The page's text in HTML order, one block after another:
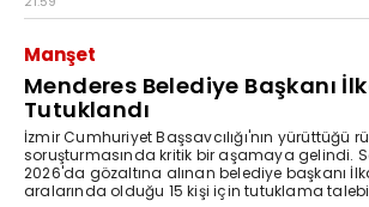
Manşet
Menderes Belediye Başkanı
Tutuklandı
İzmir Cumhuriyet Başsavcılığı'nın yürüttüğü
soruşturmasında kritik bir aşamaya gelindi.
2026'da gözaltına alınan belediye başkanı
aralarında olduğu 15 kişi için tutuklama